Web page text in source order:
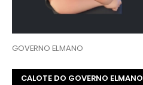
GOVERNO ELMANO
CALOTE DO GOVERNO ELMANO